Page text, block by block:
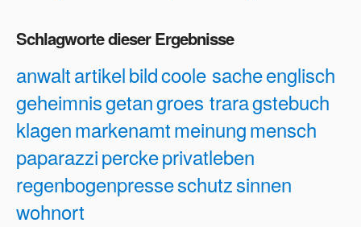
Schlagworte dieser Ergebnisse
anwaltartikelbildcoole sacheenglisch
geheimnisgetangroes traragstebuch
klagenmarkenamtmeinungmensch
paparazziperckeprivatleben
regenbogenpresseschutzsinnen
wohnort